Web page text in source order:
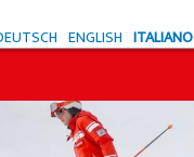
ENGLISH ITALIANO